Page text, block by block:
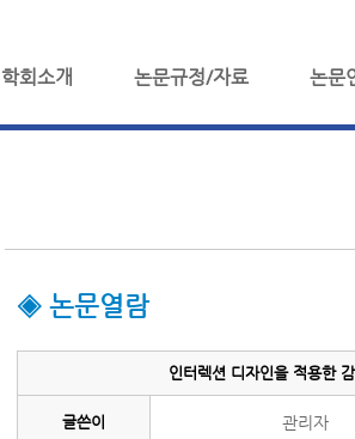
학회소개 논문규정/자료 논문
◈ 논문열람
인터렉션 디자인을 적용한
글쓴이 관리자